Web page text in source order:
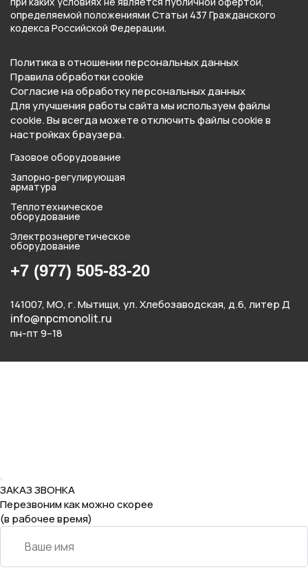
определяемой положениями Статьи 437 Гражданского
кодекса Российской Федерации.
Политика в отношении персональных данных
Правила обработки cookie
Согласие на обработку персональных данных
Для улучшения работы сайта мы используем файлы
cookie. Вы всегда можете отключить файлы cookie в
настройках браузера.
Газовое оборудование
Запорно-регулирующая
арматура
Теплотехническое
оборудование
Электроэнергетическое
оборудование
+7 (977) 505-83-20
141007, МО, г. Мытищи, ул. Хлебозаводская, д.6, литер Д
info@npcmonolit.ru
пн-пт 9–18
ЗАКАЗ ЗВОНКА
Перезвоним как можно скорее
(в рабочее время)